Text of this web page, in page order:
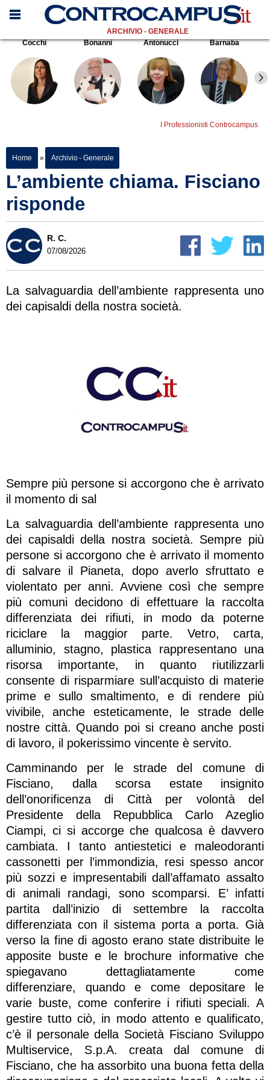
ARCHIVIO - GENERALE
Cocchi
Bonanni Antonucci Barnaba
I Professionisti Controcampus
Home » Archivio - Generale
L’ambiente chiama. Fisciano
risponde
R. C.
07/08/2026
La salvaguardia dell’ambiente rappresenta uno
dei capisaldi della nostra società.
Sempre più persone si accorgono che è arrivato
il momento di sal
La salvaguardia dell’ambiente rappresenta uno
dei capisaldi della nostra società. Sempre più
persone si accorgono che è arrivato il momento
di salvare il Pianeta, dopo averlo sfruttato e
violentato per anni. Avviene così che sempre
più comuni decidono di effettuare la raccolta
differenziata dei rifiuti, in modo da poterne
riciclare la maggior parte. Vetro, carta,
alluminio, stagno, plastica rappresentano una
risorsa importante, in quanto riutilizzarli
consente di risparmiare sull’acquisto di materie
prime e sullo smaltimento, e di rendere più
vivibile, anche esteticamente, le strade delle
nostre città. Quando poi si creano anche posti
di lavoro, il pokerissimo vincente è servito.
Camminando per le strade del comune di
Fisciano, dalla scorsa estate insignito
dell’onorificenza di Città per volontà del
Presidente della Repubblica Carlo Azeglio
Ciampi, ci si accorge che qualcosa è davvero
cambiata. I tanto antiestetici e maleodoranti
cassonetti per l’immondizia, resi spesso ancor
più sozzi e impresentabili dall’affamato assalto
di animali randagi, sono scomparsi. E’ infatti
partita dall’inizio di settembre la raccolta
differenziata con il sistema porta a porta. Già
verso la fine di agosto erano state distribuite le
apposite buste e le brochure informative che
spiegavano dettagliatamente come
differenziare, quando e come depositare le
varie buste, come conferire i rifiuti speciali. A
gestire tutto ciò, in modo attento e qualificato,
c’è il personale della Società Fisciano Sviluppo
Multiservice, S.p.A. creata dal comune di
Fisciano, che ha assorbito una buona fetta della